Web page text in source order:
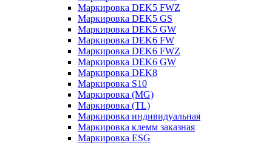
Маркировка DEK5 FWZ
Маркировка DEK5 GS
Маркировка DEK5 GW
Маркировка DEK6 FW
Маркировка DEK6 FWZ
Маркировка DEK6 GW
Маркировка DEK8
Маркировка S10
Маркировка (MG)
Маркировка (TL)
Маркировка индивидуальная
Маркировка клемм заказная
Маркировка ESG